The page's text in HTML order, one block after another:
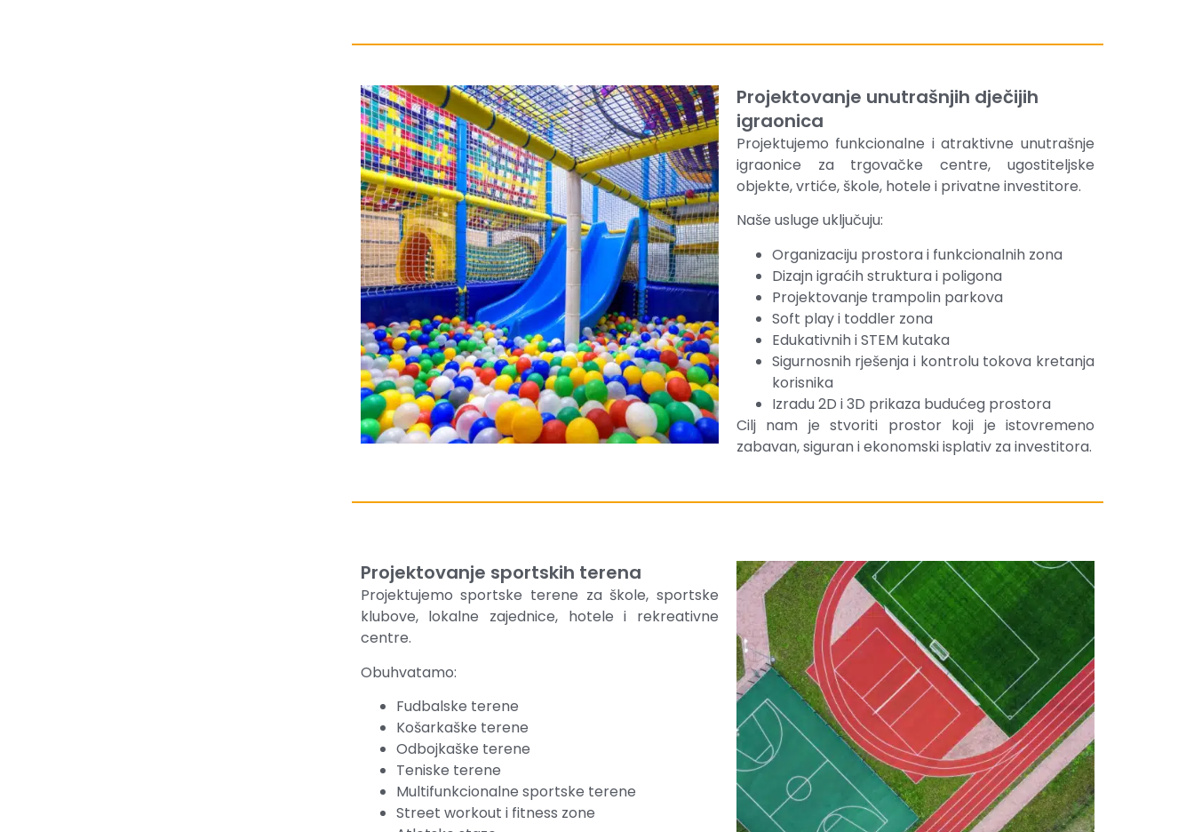
Projektovanje unutrašnjih dječijih
igraonica
Projektujemo funkcionalne i atraktivne unutrašnje
igraonice za trgovačke centre, ugostiteljske
objekte, vrtiće, škole, hotele i privatne investitore.
Naše usluge uključuju:
Organizaciju prostora i funkcionalnih zona
Dizajn igraćih struktura i poligona
Projektovanje trampolin parkova
Soft play i toddler zona
Edukativnih i STEM kutaka
Sigurnosnih rješenja i kontrolu tokova kretanja
korisnika
Izradu 2D i 3D prikaza budućeg prostora
Cilj nam je stvoriti prostor koji je istovremeno
zabavan, siguran i ekonomski isplativ za investitora.
Projektovanje sportskih terena
Projektujemo sportske terene za škole, sportske
klubove, lokalne zajednice, hotele i rekreativne
centre.
Obuhvatamo:
Fudbalske terene
Košarkaške terene
Odbojkaške terene
Teniske terene
Multifunkcionalne sportske terene
Street workout i fitness zone